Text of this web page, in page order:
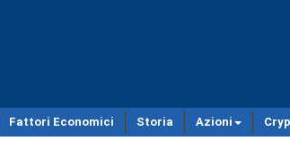
Fattori Economici Storia Azioni